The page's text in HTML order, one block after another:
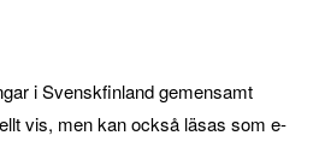
i Svenskfinland gemensamt
vis, men kan också läsas som e-